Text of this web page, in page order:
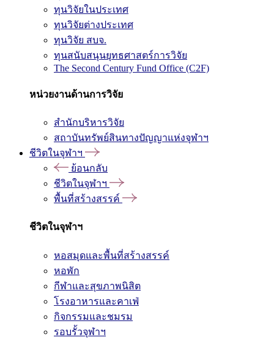
ทุนวิจัยในประเทศ
ทุนวิจัยต่างประเทศ
ทุนวิจัย สบจ.
ทุนสนับสนุนยุทธศาสตร์การวิจัย
The Second Century Fund Office (C2F)
หน่วยงานด้านการวิจัย
สำนักบริหารวิจัย
สถาบันทรัพย์สินทางปัญญาแห่งจุฬาฯ
ชีวิตในจุฬาฯ
ย้อนกลับ
ชีวิตในจุฬาฯ
พื้นที่สร้างสรรค์
ชีวิตในจุฬาฯ
หอสมุดและพื้นที่สร้างสรรค์
หอพัก
กีฬาและสุขภาพนิสิต
โรงอาหารและคาเฟ่
กิจกรรมและชมรม
รอบรั้วจุฬาฯ